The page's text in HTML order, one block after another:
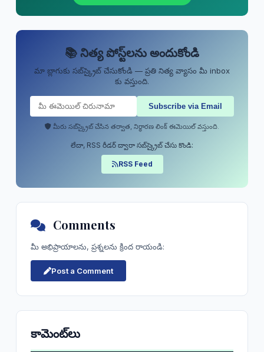
📚 నిత్య పోస్ట్‌లను అందుకోండి
మా బ్లాగుకు సబ్‌స్క్రైబ్ చేసుకోండి — ప్రతి నిత్య వ్యాసం మీ inbox
కు వస్తుంది.
మీరు సబ్‌స్క్రైబ్ చేసిన తర్వాత, నిర్ధారణ లింక్ ఈమెయిల్ వస్తుంది.
లేదా, RSS రీడర్ ద్వారా సబ్‌స్క్రైబ్ చేసు కొండి:
RSS Feed
Comments
మీ అభిప్రాయాలను, ప్రశ్నలను క్రింద రాయండి:
Post a Comment
కామెంట్‌లు